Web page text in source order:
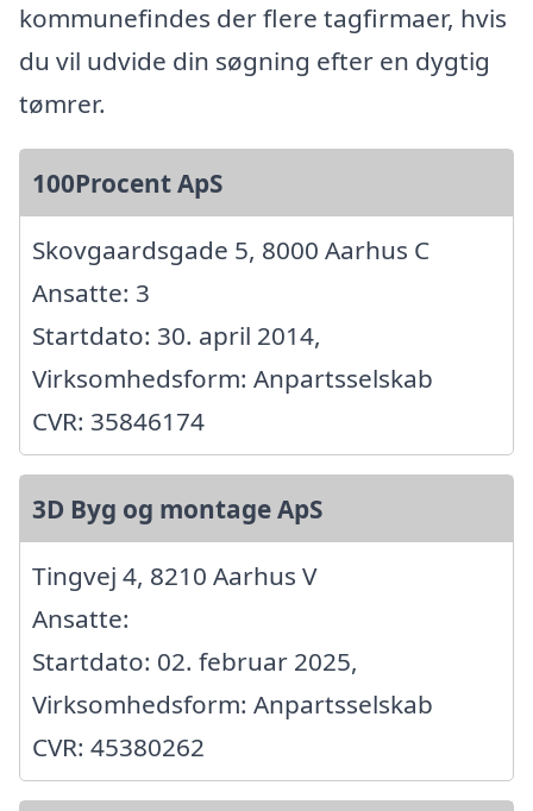
kommunefindes der flere tagfirmaer, hvis
du vil udvide din søgning efter en dygtig
tømrer.
100Procent ApS
Skovgaardsgade 5, 8000 Aarhus C
Ansatte: 3
Startdato: 30. april 2014,
Virksomhedsform: Anpartsselskab
CVR: 35846174
3D Byg og montage ApS
Tingvej 4, 8210 Aarhus V
Ansatte:
Startdato: 02. februar 2025,
Virksomhedsform: Anpartsselskab
CVR: 45380262